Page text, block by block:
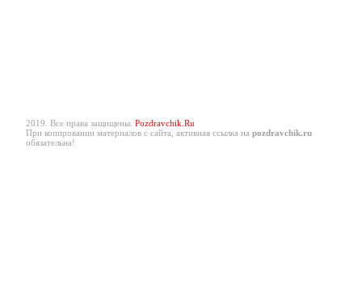
2019. Все права защищены. Pozdravchik.Ru
При копировании материалов с сайта, активная ссылка на pozdravchik.ru
обязательна!